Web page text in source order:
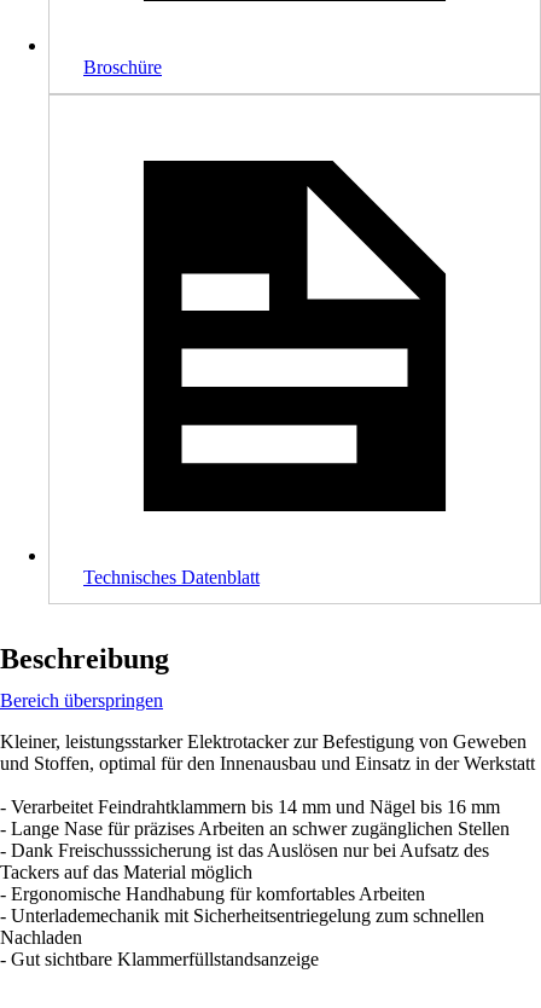
Broschüre
Technisches Datenblatt
Beschreibung
Bereich überspringen
Kleiner, leistungsstarker Elektrotacker zur Befestigung von Geweben
und Stoffen, optimal für den Innenausbau und Einsatz in der Werkstatt
- Verarbeitet Feindrahtklammern bis 14 mm und Nägel bis 16 mm
- Lange Nase für präzises Arbeiten an schwer zugänglichen Stellen
- Dank Freischusssicherung ist das Auslösen nur bei Aufsatz des
Tackers auf das Material möglich
- Ergonomische Handhabung für komfortables Arbeiten
- Unterlademechanik mit Sicherheitsentriegelung zum schnellen
Nachladen
- Gut sichtbare Klammerfüllstandsanzeige